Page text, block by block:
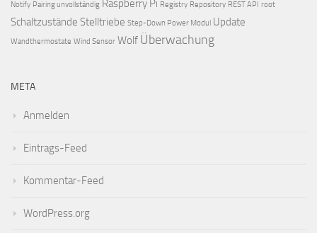
Notify Pairing unvollständig Raspberry Pi Registry Repository REST API root
Schaltzustände Stelltriebe Step-Down Power Modul Update
Wandthermostate Wind Sensor Wolf Überwachung
META
Anmelden
Eintrags-Feed
Kommentar-Feed
WordPress.org